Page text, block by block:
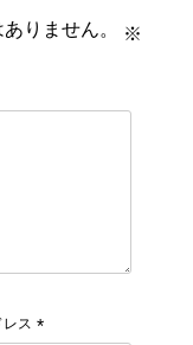
りません。
※
レス *